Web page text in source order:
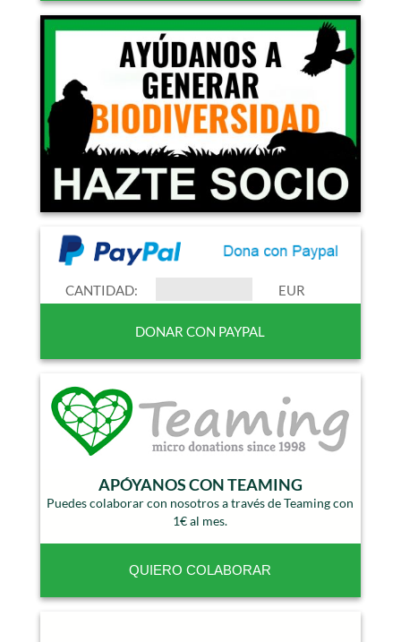
CANTIDAD: EUR
APÓYANOS CON TEAMING
Puedes colaborar con nosotros a través de Teaming con
1€ al mes.
QUIERO COLABORAR